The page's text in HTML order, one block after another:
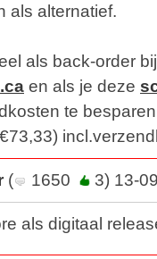
als alternatief.
als back-order bij
en als je deze
te
( 1650 3) 13-
als digitaal